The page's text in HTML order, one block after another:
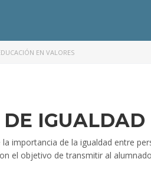
EN VALORES
IGUALDAD
importancia de la igualdad entre
el objetivo de transmitir al